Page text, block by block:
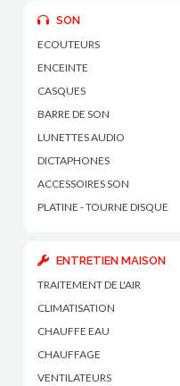
SON
ECOUTEURS
ENCEINTE
CASQUES
BARRE DE SON
LUNETTES AUDIO
DICTAPHONES
ACCESSOIRES SON
PLATINE - TOURNE DISQUE
ENTRETIEN MAISON
TRAITEMENT DE L'AIR
CLIMATISATION
CHAUFFE EAU
CHAUFFAGE
VENTILATEURS